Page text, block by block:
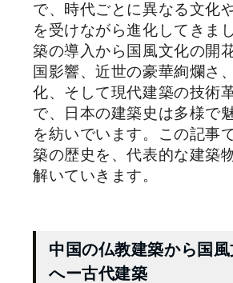
で、時代ごとに異なる文化
を受けながら進化してきま
築の導入から国風文化の開
国影響、近世の豪華絢爛さ
化、そして現代建築の技術
で、日本の建築史は多様で
を紡いでいます。この記事
築の歴史を、代表的な建築
解いていきます。
中国の仏教建築から国
へー古代建築